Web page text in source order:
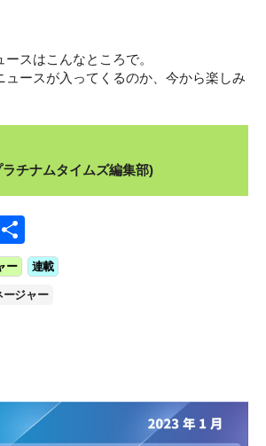
スはこんなところで。
ュースが入ってくるのか、今から楽しみ
チナムタイムズ編集部)
Li
h
ar
ー 連載
ージャー